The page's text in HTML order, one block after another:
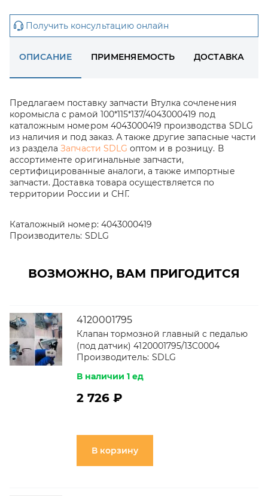
Получить консультацию онлайн
ОПИСАНИЕ ПРИМЕНЯЕМОСТЬ ДОСТАВКА
Предлагаем поставку запчасти Втулка сочленения
коромысла с рамой 100*115*137/4043000419 под
каталожным номером 4043000419 производства SDLG
из наличия и под заказ. А также другие запасные части
из разделаЗапчасти SDLG оптом и в розницу. В
ассортименте оригинальные запчасти,
сертифицированные аналоги, а также импортные
запчасти. Доставка товара осуществляется по
территории России и СНГ.
Каталожный номер: 4043000419
Производитель: SDLG
ВОЗМОЖНО, ВАМ ПРИГОДИТСЯ
4120001795
Клапан тормозной главный с педалью
(под датчик) 4120001795/13C0004
Производитель: SDLG
В наличии 1 ед
2 726 ₽
В корзину